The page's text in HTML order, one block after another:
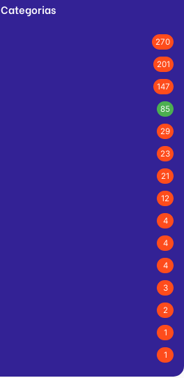
Categorias
270
201
147
85
29
23
21
12
4
4
4
3
2
1
1